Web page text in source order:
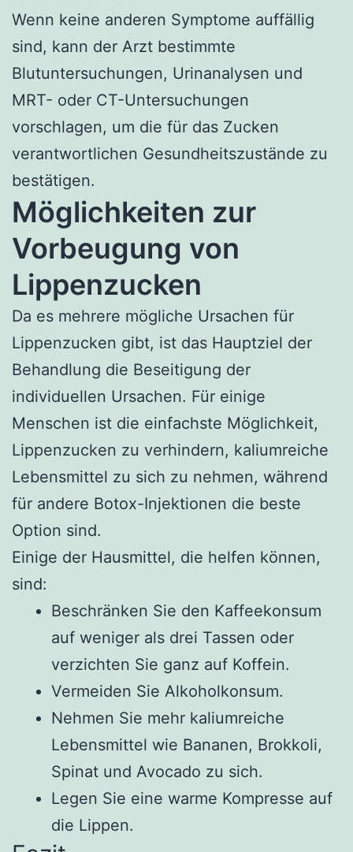
Wenn keine anderen Symptome auffällig
sind, kann der Arzt bestimmte
Blutuntersuchungen, Urinanalysen und
MRT- oder CT-Untersuchungen
vorschlagen, um die für das Zucken
verantwortlichen Gesundheitszustände zu
bestätigen.
Möglichkeiten zur
Vorbeugung von
Lippenzucken
Da es mehrere mögliche Ursachen für
Lippenzucken gibt, ist das Hauptziel der
Behandlung die Beseitigung der
individuellen Ursachen. Für einige
Menschen ist die einfachste Möglichkeit,
Lippenzucken zu verhindern, kaliumreiche
Lebensmittel zu sich zu nehmen, während
für andere Botox-Injektionen die beste
Option sind.
Einige der Hausmittel, die helfen können,
sind:
Beschränken Sie den Kaffeekonsum
auf weniger als drei Tassen oder
verzichten Sie ganz auf Koffein.
Vermeiden Sie Alkoholkonsum.
Nehmen Sie mehr kaliumreiche
Lebensmittel wie Bananen, Brokkoli,
Spinat und Avocado zu sich.
Legen Sie eine warme Kompresse auf
die Lippen.